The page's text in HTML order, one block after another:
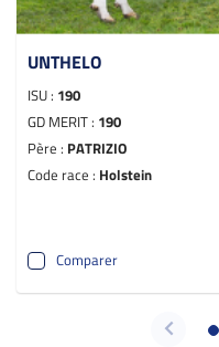
UNTHELO
ISU : 190
GD MERIT : 190
Père : PATRIZIO
Code race : Holstein
Comparer